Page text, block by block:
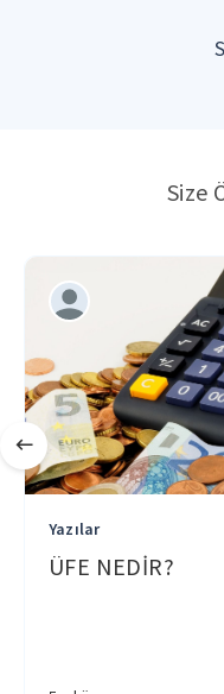
Size
Yazılar
ÜFE NEDİR?